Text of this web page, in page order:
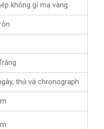
không gỉ mạ vàng
thứ và chronograph